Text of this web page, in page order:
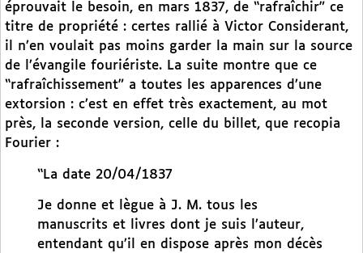
éprouvait le besoin, en mars 1837, de “rafraîchir” ce
titre de propriété : certes rallié à Victor Considerant,
il n’en voulait pas moins garder la main sur la source
de l’évangile fouriériste. La suite montre que ce
“rafraîchissement” a toutes les apparences d’une
extorsion : c’est en effet très exactement, au mot
près, la seconde version, celle du billet, que recopia
Fourier :
“La date 20/04/1837
Je donne et lègue à J. M. tous les
manuscrits et livres dont je suis l’auteur,
entendant qu’il en dispose après mon décès